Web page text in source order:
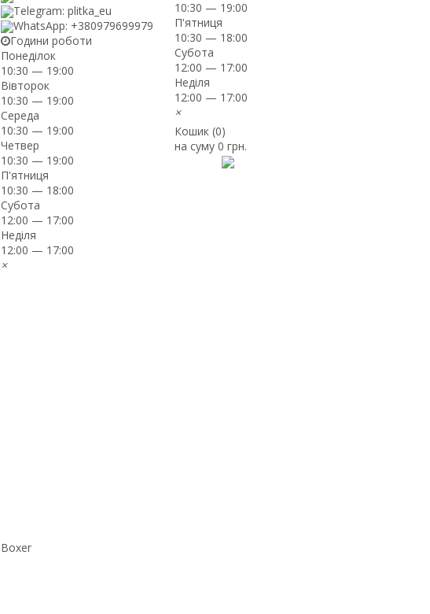
Telegram: plitka_eu
WhatsApp: +380979699979
Години роботи
Понеділок
10:30 — 19:00
Вівторок
10:30 — 19:00
Середа
10:30 — 19:00
Четвер
10:30 — 19:00
П'ятниця
10:30 — 18:00
Субота
12:00 — 17:00
Неділя
12:00 — 17:00
×
10:30 — 19:00
П'ятниця
10:30 — 18:00
Субота
12:00 — 17:00
Неділя
12:00 — 17:00
×
Кошик (0)
на суму0 грн.
Boxer